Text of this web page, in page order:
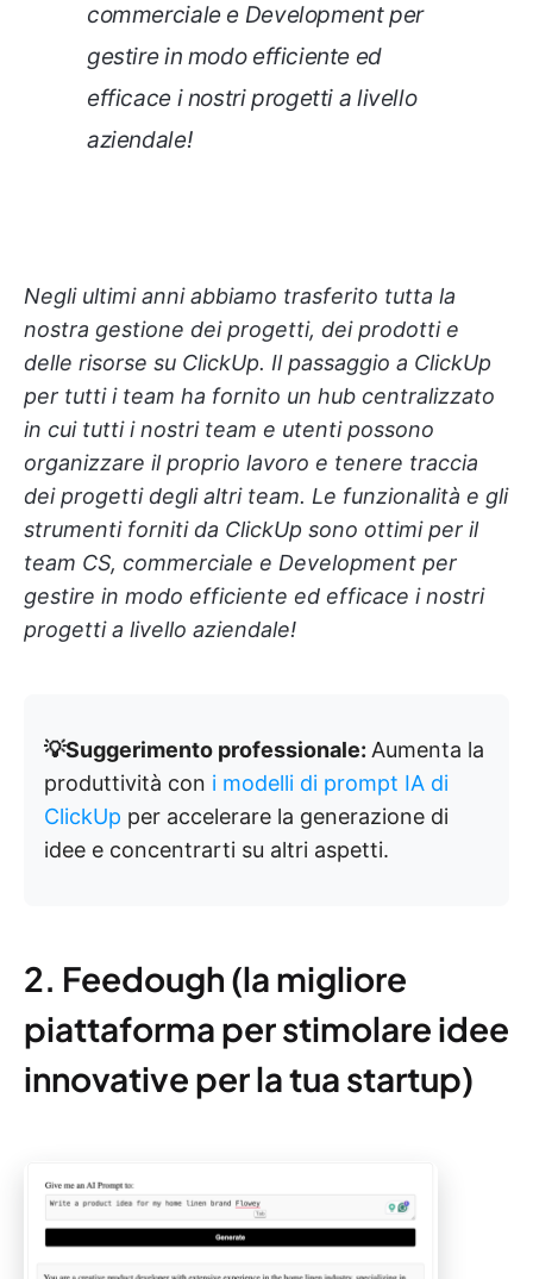
commerciale e Development per
gestire in modo efficiente ed
efficace i nostri progetti a livello
aziendale!
Negli ultimi anni abbiamo trasferito tutta la
nostra gestione dei progetti, dei prodotti e
delle risorse su ClickUp. Il passaggio a ClickUp
per tutti i team ha fornito un hub centralizzato
in cui tutti i nostri team e utenti possono
organizzare il proprio lavoro e tenere traccia
dei progetti degli altri team. Le funzionalità e gli
strumenti forniti da ClickUp sono ottimi per il
team CS, commerciale e Development per
gestire in modo efficiente ed efficace i nostri
progetti a livello aziendale!
💡Suggerimento professionale: Aumenta la
produttività con i modelli di prompt IA di
ClickUp per accelerare la generazione di
idee e concentrarti su altri aspetti.
2. Feedough (la migliore
piattaforma per stimolare idee
innovative per la tua startup)